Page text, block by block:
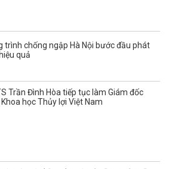
trình chống ngập Hà Nội bước đầu phát
quả
Trần Đình Hòa tiếp tục làm Giám đốc
học Thủy lợi Việt Nam